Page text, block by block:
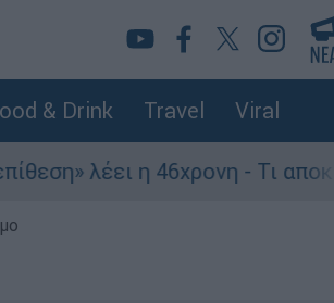
& Drink Travel Viral
46χρονη - Τι αποκάλυψε στους